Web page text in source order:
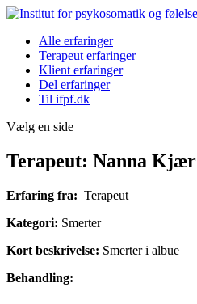
Alle erfaringer
Terapeut erfaringer
Klient erfaringer
Del erfaringer
Til ifpf.dk
Vælg en side
Terapeut: Nanna Kjær
Erfaring fra: Terapeut
Kategori: Smerter
Kort beskrivelse: Smerter i albue
Behandling: